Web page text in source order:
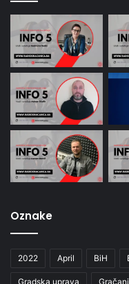
Oznake
2022 April BiH
Gradska uprava